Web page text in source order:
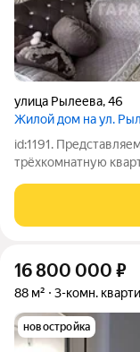
улица Рылеева,46
Жилой дом на ул.
id:1191.
трёхкомнатную
станет сердцем
обедов и дружеских
16 800 000 ₽
88 м² 3-комн.
новостройка